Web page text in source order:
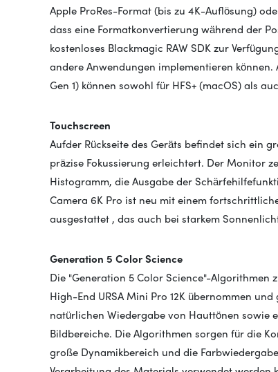
Apple ProRes-Format (bis zu 4K-Auflösung)
dass eine Formatkonvertierung während der
kostenloses Blackmagic RAW SDKzur
andere Anwendungen implementieren können.
Gen 1) können sowohl für HFS+ (macOS) als
Touchscreen
Aufder Rückseite des Geräts befindet sich ein
präzise Fokussierung erleichtert. Der Monitor
Histogramm, die Ausgabe der
Camera 6K Pro ist neu mit einem
ausgestattet , das auch bei starkem
Generation 5 Color Science
Die "Generation 5 Color Science"-
High-End URSA Mini Pro 12K übernommen
natürlichen Wiedergabe von Hauttönen sowie
Bildbereiche. Die Algorithmen sorgen für die
große Dynamikbereich und die